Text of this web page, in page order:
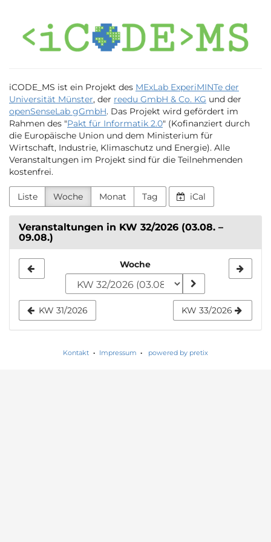
Inhalt
springen
iCODE_MS
iCODE_MS ist ein Projekt des MExLab ExperiMINTe der
Universität Münster, der reedu GmbH & Co. KG und der
openSenseLab gGmbH. Das Projekt wird gefördert im
Rahmen des "Pakt für Informatik 2.0" (Kofinanziert durch
die Europäische Union und dem Ministerium für
Wirtschaft, Industrie, Klimaschutz und Energie). Alle
Veranstaltungen im Projekt sind für die Teilnehmenden
kostenfrei.
Liste Woche Monat Tag iCal
Veranstaltungen in KW 32/2026 (03.08. –
09.08.)
zur
Anzeige
auswählen
Woche
KW 31/2026 KW 33/2026
Kontakt Impressum powered by pretix